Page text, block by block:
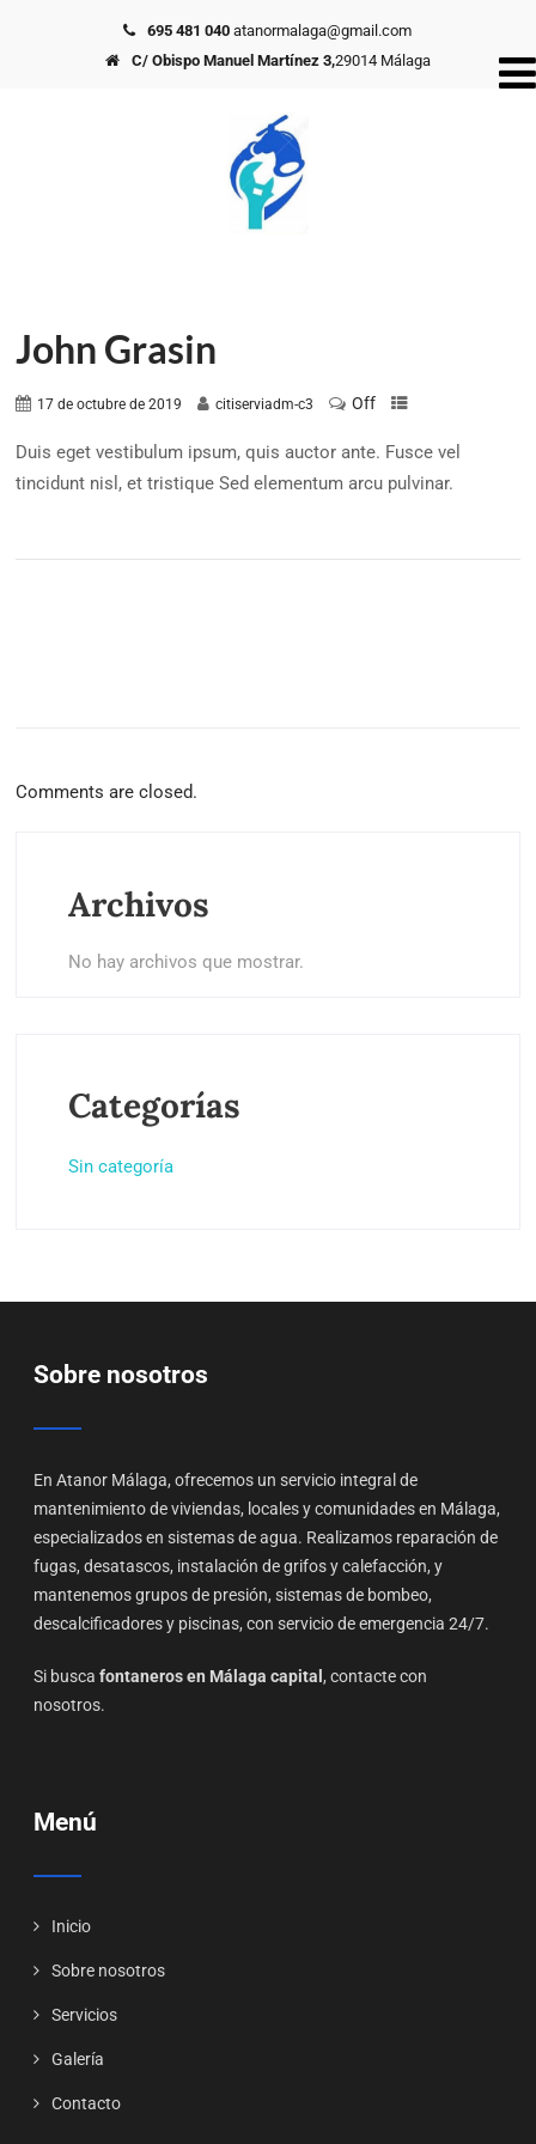
695 481 040 atanormalaga@gmail.com
C/ Obispo Manuel Martínez 3,29014 Málaga
John Grasin
17 de octubre de 2019 citiserviadm-c3 Off
Duis eget vestibulum ipsum, quis auctor ante. Fusce vel
tincidunt nisl, et tristique Sed elementum arcu pulvinar.
Comments are closed.
Archivos
No hay archivos que mostrar.
Categorías
Sin categoría
Sobre nosotros
En Atanor Málaga, ofrecemos un servicio integral de
mantenimiento de viviendas, locales y comunidades en Málaga,
especializados en sistemas de agua. Realizamos reparación de
fugas, desatascos, instalación de grifos y calefacción, y
mantenemos grupos de presión, sistemas de bombeo,
descalcificadores y piscinas, con servicio de emergencia 24/7.
Si busca fontaneros en Málaga capital, contacte con
nosotros.
Menú
Inicio
Sobre nosotros
Servicios
Galería
Contacto